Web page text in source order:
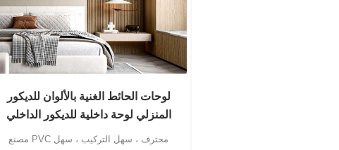
لوحات الحائط الغنية بالألوان للديكور
المنزلي لوحة داخلية للديكور الداخلي
مصنع PVC محترف ، سهل التركيب ، سهل